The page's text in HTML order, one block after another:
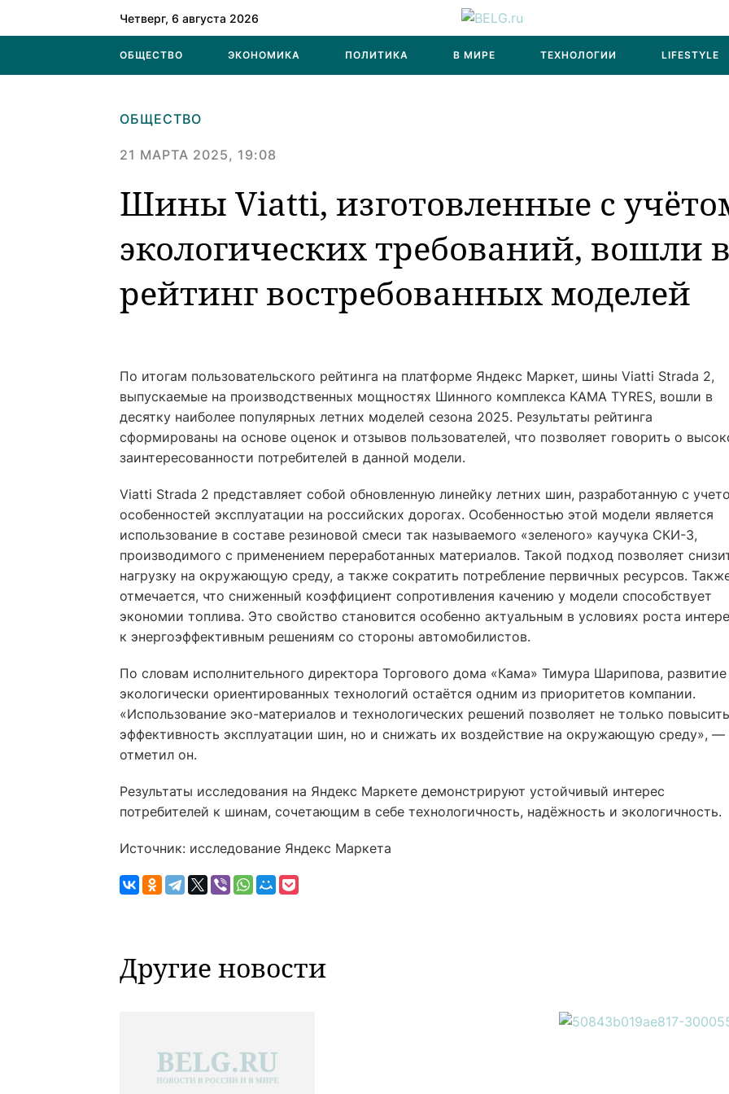
Четверг, 6 августа 2026
ОБЩЕСТВО ЭКОНОМИКА ПОЛИТИКА В МИРЕ ТЕХНОЛОГИИ LIFESTYLE
ОБЩЕСТВО
21 МАРТА 2025, 19:08
Шины Viatti, изготовленные с
экологических требований, вошли в
рейтинг востребованных моделей
По итогам пользовательского рейтинга на платформе Яндекс Маркет, шины Viatti Strada 2,
выпускаемые на производственных мощностях Шинного комплекса KAMA TYRES, вошли в
десятку наиболее популярных летних моделей сезона 2025. Результаты рейтинга
сформированы на основе оценок и отзывов пользователей, что позволяет говорить о
заинтересованности потребителей в данной модели.
Viatti Strada 2 представляет собой обновленную линейку летних шин, разработанную с
особенностей эксплуатации на российских дорогах. Особенностью этой модели является
использование в составе резиновой смеси так называемого «зеленого» каучука СКИ-3,
производимого с применением переработанных материалов. Такой подход позволяет
нагрузку на окружающую среду, а также сократить потребление первичных ресурсов.
отмечается, что сниженный коэффициент сопротивления качению у модели способствует
экономии топлива. Это свойство становится особенно актуальным в условиях роста
к энергоэффективным решениям со стороны автомобилистов.
По словам исполнительного директора Торгового дома «Кама» Тимура Шарипова, развитие
экологически ориентированных технологий остаётся одним из приоритетов компании.
«Использование эко-материалов и технологических решений позволяет не только повысить
эффективность эксплуатации шин, но и снижать их воздействие на окружающую среду», —
отметил он.
Результаты исследования на Яндекс Маркете демонстрируют устойчивый интерес
потребителей к шинам, сочетающим в себе технологичность, надёжность и экологичность.
Источник: исследование Яндекс Маркета
Другие новости